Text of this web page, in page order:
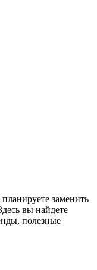
заменить
вы найдете
полезные